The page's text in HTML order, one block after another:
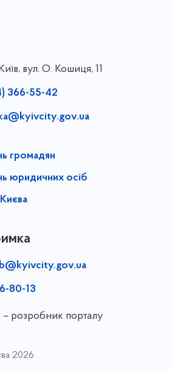
вул. О. Кошиця, 11
366-55-42
громадян
юридичних осіб
80-13
– розробник порталу
2026